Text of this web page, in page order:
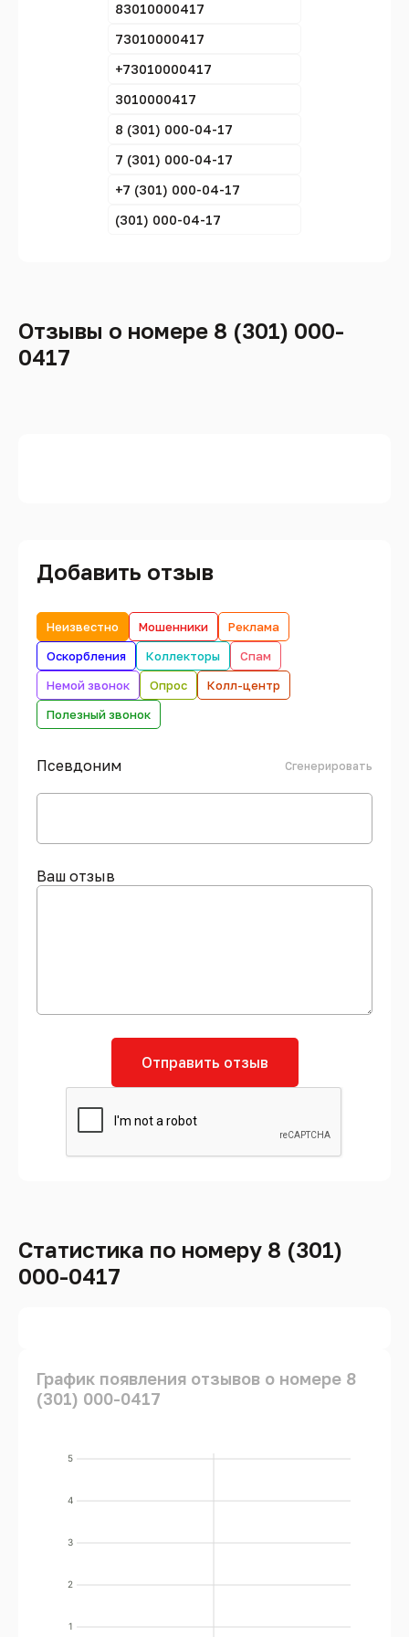
83010000417
73010000417
+73010000417
3010000417
8 (301) 000-04-17
7 (301) 000-04-17
+7 (301) 000-04-17
(301) 000-04-17
Отзывы о номере 8 (301) 000-
0417
Добавить отзыв
Неизвестно Мошенники
Реклама
Оскорбления
Коллекторы
Спам
Немой звонок
Опрос
Колл-центр
Полезный звонок
Псевдоним Сгенерировать
Ваш отзыв
Отправить отзыв
Статистика по номеру 8 (301)
000-0417
График появления отзывов о номере 8
(301) 000-0417
1
2
3
4
5